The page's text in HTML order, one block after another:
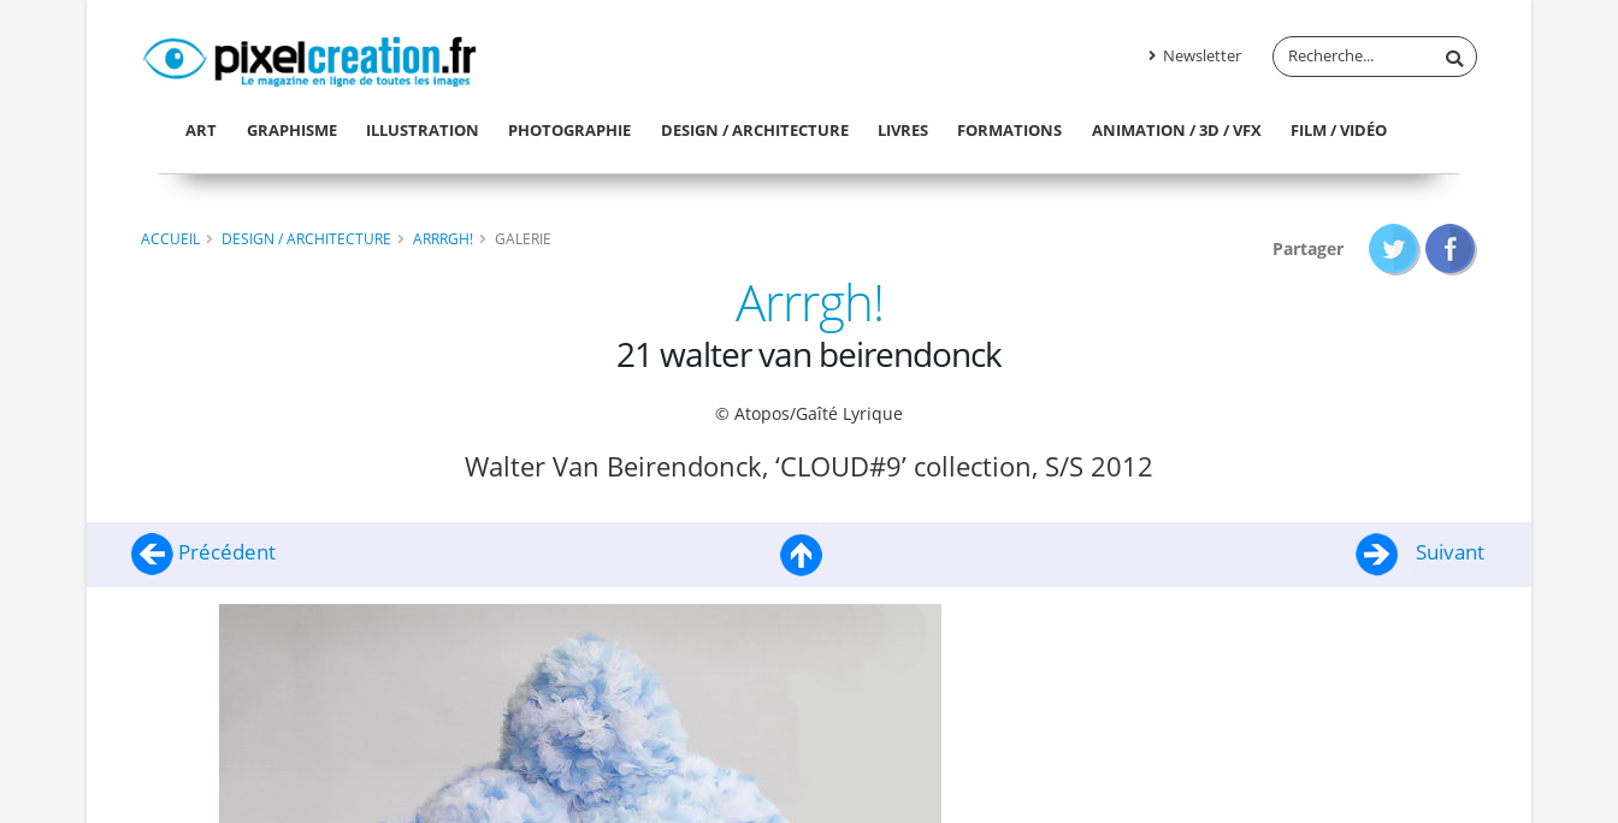
Newsletter
ART GRAPHISME ILLUSTRATION PHOTOGRAPHIE DESIGN / ARCHITECTURE LIVRES FORMATIONS ANIMATION / 3D / VFX FILM / VIDÉO
ACCUEIL DESIGN / ARCHITECTURE ARRRGH! GALERIE Partager
Arrrgh!
21 walter van beirendonck
© Atopos/Gaîté Lyrique
Walter Van Beirendonck, ‘CLOUD#9’ collection, S/S 2012
Précédent Suivant